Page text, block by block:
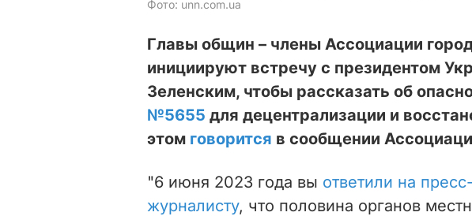
Фото: unn.com.ua
Главы общин – члены Ассоциации
инициируют встречу с президентом
Зеленским, чтобы рассказать об
№5655 для децентрализации и
этом говорится в сообщении
"6 июня 2023 года вы ответили на
журналисту, что половина органов